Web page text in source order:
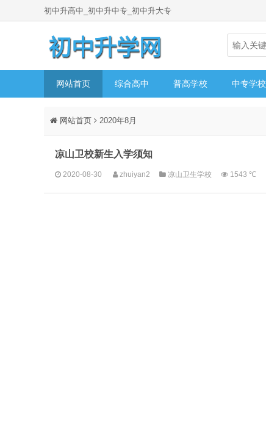
初中升高中_初中升中专_初中升大专
网站首页 综合高中 普高学校 中专学校
网站首页 2020年8月
凉山卫校新生入学须知
2020-08-30 zhuiyan2 凉山卫生学校 1543 ℃